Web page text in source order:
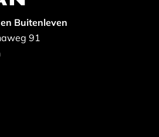
Buitenleven
91